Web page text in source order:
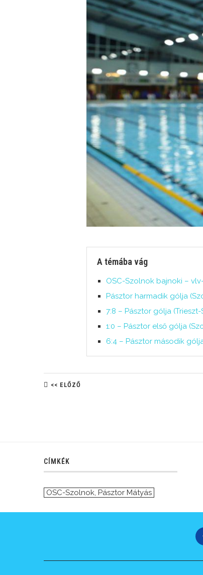
A témába vág
OSC-Szolnok bajnoki –
Pásztor harmadik gólja
7:8 – Pásztor gólja
1:0 – Pásztor első gólja
6:4 – Pásztor második
<< ELŐZŐ
CÍMKÉK
OSC-Szolnok, Pásztor Mátyás